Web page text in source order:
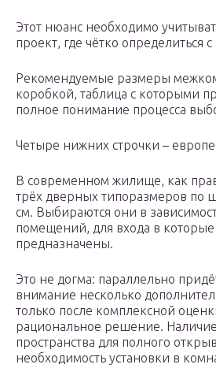
Этот нюанс необходимо
проект, где чётко определиться
Рекомендуемые размеры
коробкой, таблица с которыми
полное понимание процесса
Четыре нижних строчки –
В современном жилище, как
трёх дверных типоразмеров по
см. Выбираются они в
помещений, для входа в
предназначены.
Это не догма: параллельно
внимание несколько
только после комплексной
рациональное решение.
пространства для полного
необходимость установки в